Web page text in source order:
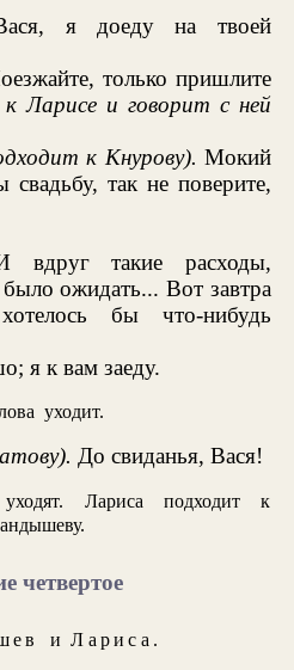
я доеду на твоей
только пришлите
к Ларисе и говорит с ней
к Кнурову). Мокий
так не поверите,
такие расходы,
ожидать... Вот завтра
бы что-нибудь
я к вам заеду.
уходит.
До свиданья, Вася!
Лариса подходит к
четвертое
иЛариса .